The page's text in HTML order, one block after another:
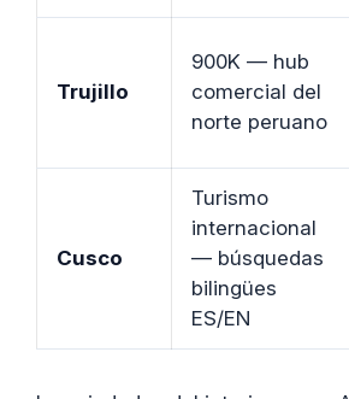
Trujillo
900K — hub
comercial del
norte peruano
Cusco
Turismo
internacional
— búsquedas
bilingües
ES/EN